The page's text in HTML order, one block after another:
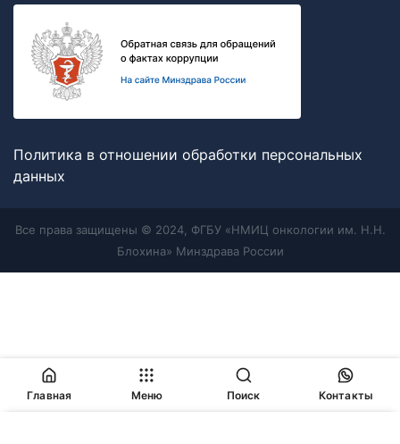
Политика в отношении обработки персональных
данных
Все права защищены © 2024, ФГБУ «НМИЦ онкологии им. Н.Н.
Блохина» Минздрава России
Главная Меню Поиск Контакты